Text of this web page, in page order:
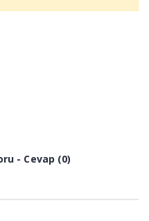
- Cevap (0)